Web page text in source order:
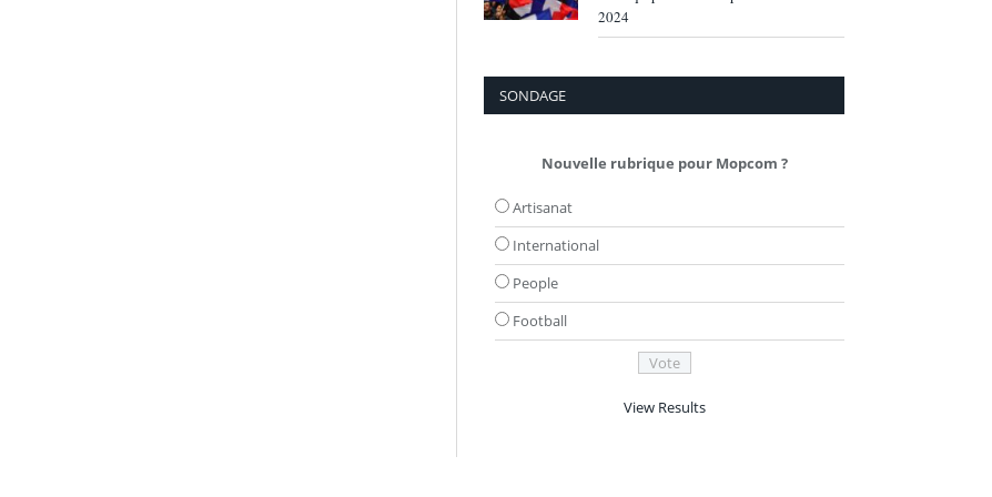
2024
SONDAGE
Nouvelle rubrique pour Mopcom ?
Artisanat
International
People
Football
View Results